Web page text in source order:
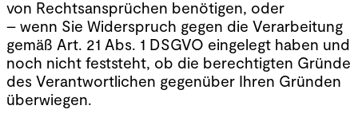
von Rechtsansprüchen benötigen, oder
– wenn Sie Widerspruch gegen die Verarbeitung
gemäß Art. 21 Abs. 1 DSGVO eingelegt haben und
noch nicht feststeht, ob die berechtigten Gründe
des Verantwortlichen gegenüber Ihren Gründen
überwiegen.